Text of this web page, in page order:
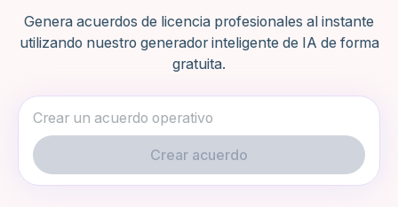
Genera acuerdos de licencia profesionales al instante
utilizando nuestro generador inteligente de IA de forma
gratuita.
Crear acuerdo